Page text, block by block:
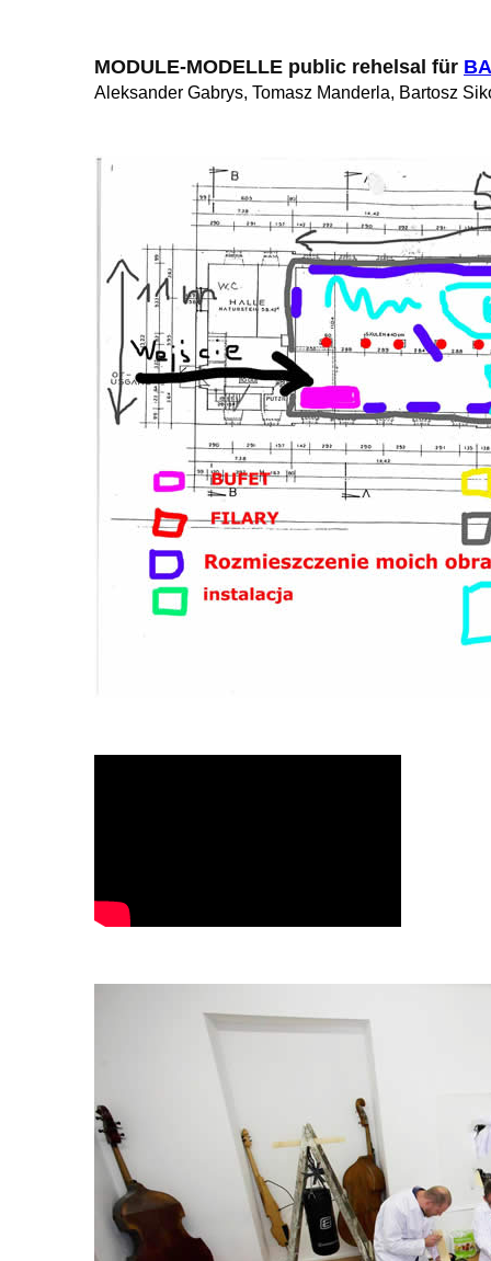
MODULE-MODELLE public rehelsal für
Aleksander Gabrys, Tomasz Manderla, Bartosz